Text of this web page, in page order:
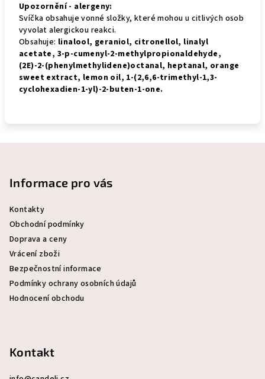
Upozornění - alergeny:
Svíčka obsahuje vonné složky, které mohou u citlivých osob
vyvolat alergickou reakci.
Obsahuje: linalool, geraniol, citronellol, linalyl
acetate, 3-p-cumenyl-2-methylpropionaldehyde,
(2E)-2-(phenylmethylidene)octanal, heptanal, orange
sweet extract, lemon oil, 1-(2,6,6-trimethyl-1,3-
cyclohexadien-1-yl)-2-buten-1-one.
Informace pro vás
Kontakty
Obchodní podmínky
Doprava a ceny
Vrácení zboži
Bezpečnostní informace
Podmínky ochrany osobních údajů
Hodnocení obchodu
Kontakt